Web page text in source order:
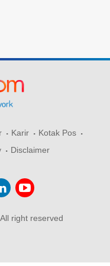
Karir
Kotak Pos
Disclaimer
right reserved